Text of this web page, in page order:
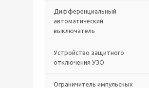
Дифференциальный
автоматический
выключатель
Устройство защитного
отключения УЗО
Ограничитель импульсных